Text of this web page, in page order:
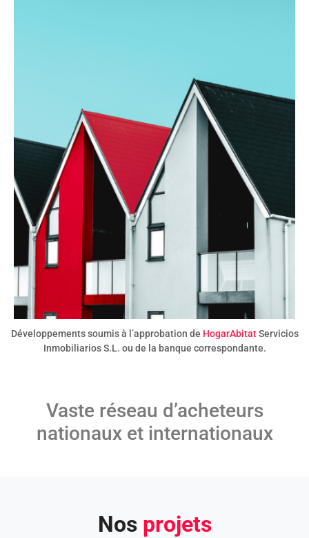
Développements soumis à l’approbation de HogarAbitatServicios
Inmobiliarios S.L. ou de la banque correspondante.
Vaste réseau d’acheteurs
nationaux et internationaux
Nos projets